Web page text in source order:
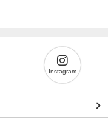
Instagram